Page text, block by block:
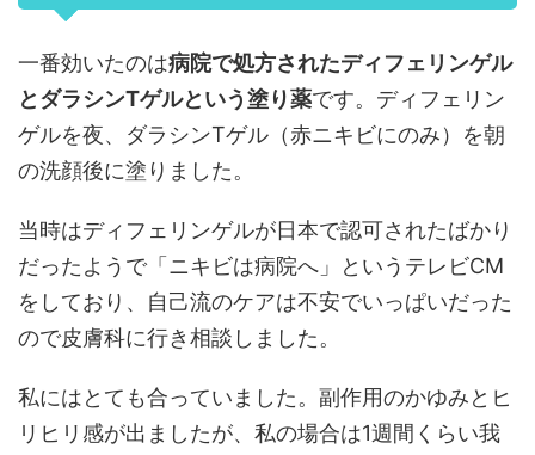
一番効いたのは病院で処方されたディフェリンゲル
とダラシンTゲルという塗り薬です。ディフェリン
ゲルを夜、ダラシンTゲル（赤ニキビにのみ）を朝
の洗顔後に塗りました。
当時はディフェリンゲルが日本で認可されたばかり
だったようで「ニキビは病院へ」というテレビCM
をしており、自己流のケアは不安でいっぱいだった
ので皮膚科に行き相談しました。
私にはとても合っていました。副作用のかゆみとヒ
リヒリ感が出ましたが、私の場合は1週間くらい我